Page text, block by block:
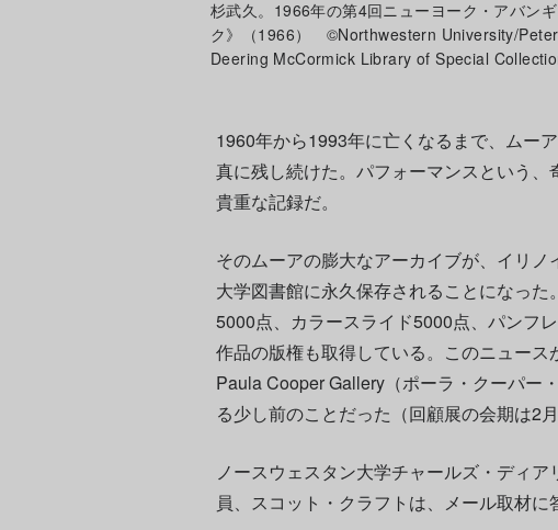
杉武久。1966年の第4回ニューヨーク・アバン
ク》（1966） ©Northwestern University/
Deering McCormick Library of Special
1960年から1993年に亡くなるまで、ムー
真に残し続けた。パフォーマンスという
貴重な記録だ。
そのムーアの膨大なアーカイブが、イリ
大学図書館に永久保存されることになっ
5000点、カラースライド5000点、パンフ
作品の版権も取得している。このニュー
Paula Cooper Gallery（ポーラ・クーパー
る少し前のことだった（回顧展の会期は2
ノースウェスタン大学チャールズ・ディ
員、スコット・クラフトは、メール取材に